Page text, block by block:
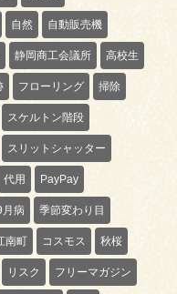
自然 自動販売機
静岡商工会議所 高校生
フローリング 掃除
スケルトン階段
スリットシャッター
代用 PayPay
月病 季節変わり目
南町 コスモス 秋桜
リスク フリーマガジン